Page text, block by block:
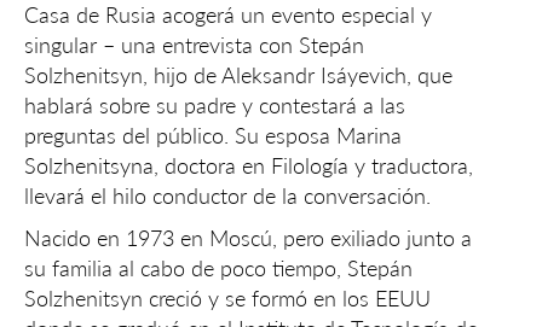
Casa de Rusia acogerá un evento especial y
singular – una entrevista con Stepán
Solzhenitsyn, hijo de Aleksandr Isáyevich, que
hablará sobre su padre y contestará a las
preguntas del público. Su esposa Marina
Solzhenitsyna, doctora en Filología y traductora,
llevará el hilo conductor de la conversación.
Nacido en 1973 en Moscú, pero exiliado junto a
su familia al cabo de poco tiempo, Stepán
Solzhenitsyn creció y se formó en los EEUU